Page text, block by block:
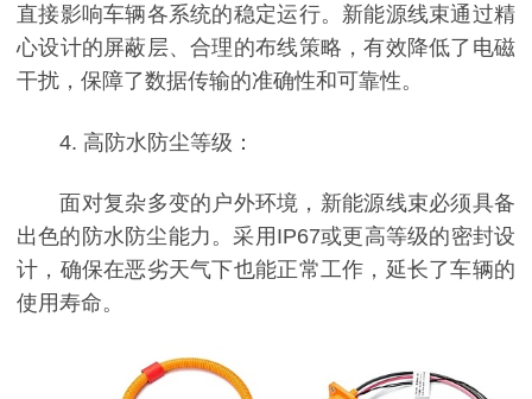
直接影响车辆各系统的稳定运行。新能源线束通过精
心设计的屏蔽层、合理的布线策略，有效降低了电磁
干扰，保障了数据传输的准确性和可靠性。
4. 高防水防尘等级：
面对复杂多变的户外环境，新能源线束必须具备
出色的防水防尘能力。采用IP67或更高等级的密封设
计，确保在恶劣天气下也能正常工作，延长了车辆的
使用寿命。